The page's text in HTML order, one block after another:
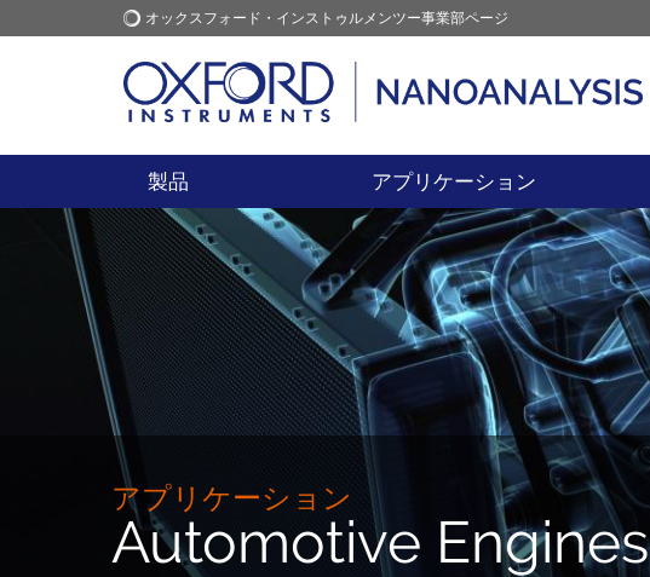
オックスフォード・インストゥルメンツー事業部ページ
オックスフォード・インス
トゥルメンツ
アプリケーション
製品 アプリケーション
アプリケーション
Automotive Engines